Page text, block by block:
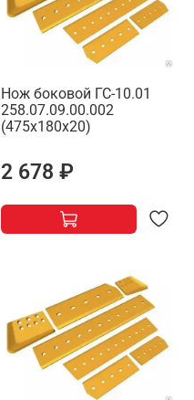
Нож боковой ГС-10.01
258.07.09.00.002
(475х180х20)
2 678 ₽